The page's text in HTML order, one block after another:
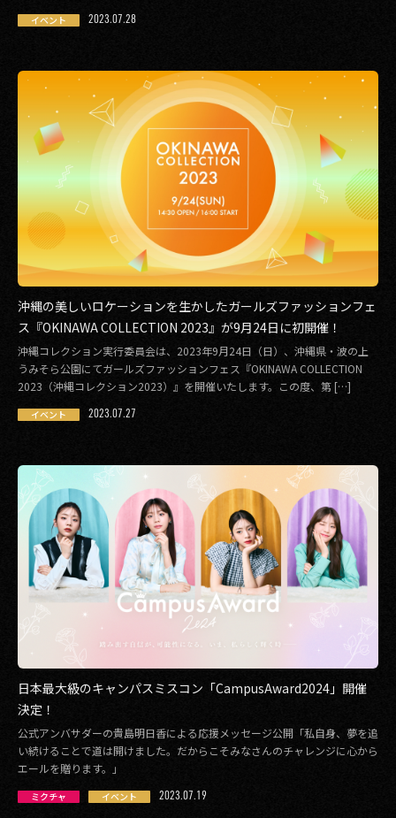
イベント 2023.07.28
沖縄の美しいロケーションを生かしたガールズファッションフェ
ス『OKINAWA COLLECTION 2023』が9月24日に初開催！
沖縄コレクション実行委員会は、2023年9月24日（日）、沖縄県・波の上
うみそら公園にてガールズファッションフェス『OKINAWA COLLECTION
2023（沖縄コレクション2023）』を開催いたします。この度、第 […]
イベント 2023.07.27
日本最大級のキャンパスミスコン「CampusAward2024」開催
決定！
公式アンバサダーの貴島明日香による応援メッセージ公開「私自身、夢を追
い続けることで道は開けました。だからこそみなさんのチャレンジに心から
エールを贈ります。」
ミクチャ イベント 2023.07.19